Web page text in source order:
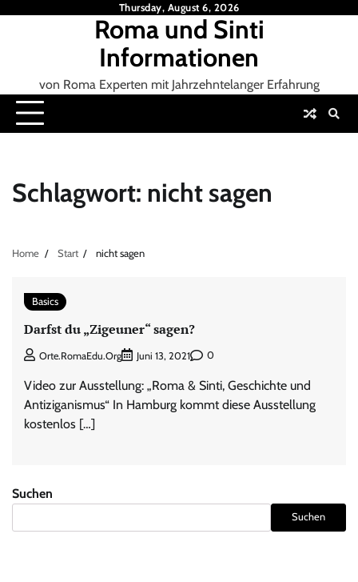
Thursday, August 6, 2026
Roma und Sinti
Informationen
von Roma Experten mit Jahrzehntelanger Erfahrung
Schlagwort: nicht sagen
Home Start nicht sagen
Basics
Darfst du „Zigeuner“ sagen?
Orte.RomaEdu.org Juni 13, 2021 0
Video zur Ausstellung: „Roma & Sinti, Geschichte und
Antiziganismus“ In Hamburg kommt diese Ausstellung
kostenlos […]
Suchen
Suchen